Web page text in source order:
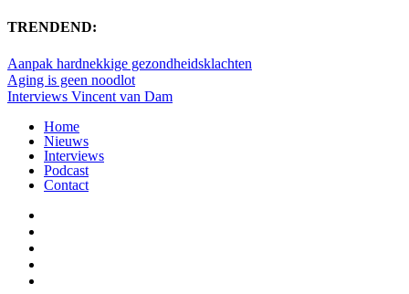
TRENDEND:
Aanpak hardnekkige gezondheidsklachten
Aging is geen noodlot
Interviews Vincent van Dam
Home
Nieuws
Interviews
Podcast
Contact